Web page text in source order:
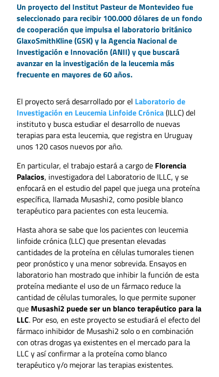
Un proyecto del Institut Pasteur de Montevideo fue
seleccionado para recibir 100.000 dólares de un fondo
de cooperación que impulsa el laboratorio británico
GlaxoSmithKline (GSK) y la Agencia Nacional de
Investigación e Innovación (ANII) y que buscará
avanzar en la investigación de la leucemia más
frecuente en mayores de 60 años.
El proyecto será desarrollado por el Laboratorio de
Investigación en Leucemia Linfoide Crónica(ILLC) del
instituto y busca estudiar el desarrollo de nuevas
terapias para esta leucemia, que registra en Uruguay
unos 120 casos nuevos por año.
En particular, el trabajo estará a cargo de Florencia
Palacios, investigadora del Laboratorio de ILLC, y se
enfocará en el estudio del papel que juega una proteína
específica, llamada Musashi2, como posible blanco
terapéutico para pacientes con esta leucemia.
Hasta ahora se sabe que los pacientes con leucemia
linfoide crónica (LLC) que presentan elevadas
cantidades de la proteína en células tumorales tienen
peor pronóstico y una menor sobrevida. Ensayos en
laboratorio han mostrado que inhibir la función de esta
proteína mediante el uso de un fármaco reduce la
cantidad de células tumorales, lo que permite suponer
que Musashi2 puede ser un blanco terapéutico para la
LLC. Por eso, en este proyecto se estudiará el efecto del
fármaco inhibidor de Musashi2 solo o en combinación
con otras drogas ya existentes en el mercado para la
LLC y así confirmar a la proteína como blanco
terapéutico y/o mejorar las terapias existentes.